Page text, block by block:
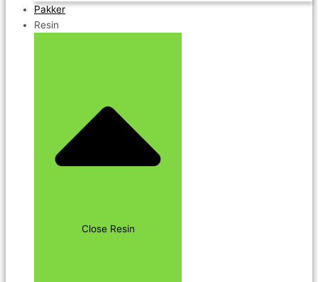
Pakker
Resin
Close Resin